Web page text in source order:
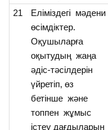
21
Еліміздегі мәдени
өсімдіктер.
Оқушыларға
оқытудың жаңа
әдіс-тәсілдерін
үйретіп, өз
бетінше және
топпен жұмыс
істеу дағдыларын